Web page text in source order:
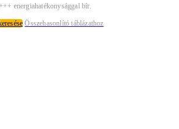
energiahatékonysággal bír.
Összehasonlító táblázathoz